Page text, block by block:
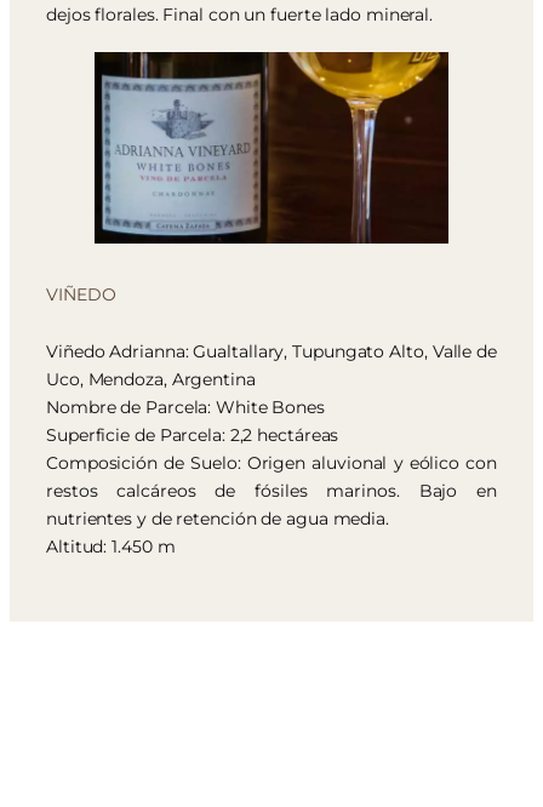
dejos florales. Final con un fuerte lado mineral.
VIÑEDO
Viñedo Adrianna: Gualtallary, Tupungato Alto, Valle de
Uco, Mendoza, Argentina
Nombre de Parcela: White Bones
Superficie de Parcela: 2,2 hectáreas
Composición de Suelo: Origen aluvional y eólico con
restos calcáreos de fósiles marinos. Bajo en
nutrientes y de retención de agua media.
Altitud: 1.450 m